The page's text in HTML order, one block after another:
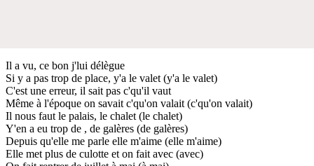
Il a vu, ce bon j'lui délègue
Si y a pas trop de place, y'a le valet (y'a le valet)
C'est une erreur, il sait pas c'qu'il vaut
Même à l'époque on savait c'qu'on valait (c'qu'on valait)
Il nous faut le palais, le chalet (le chalet)
Y'en a eu trop de , de galères (de galères)
Depuis qu'elle me parle elle m'aime (elle m'aime)
Elle met plus de culotte et on fait avec (avec)